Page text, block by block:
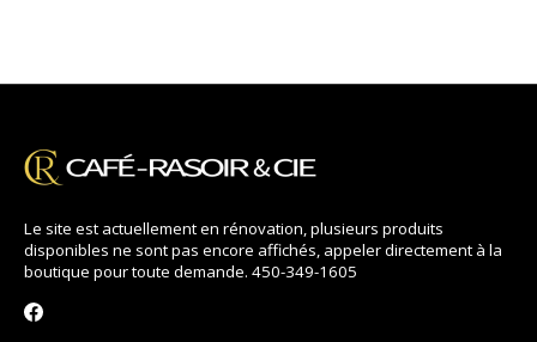
Le site est actuellement en rénovation, plusieurs produits
disponibles ne sont pas encore affichés, appeler directement à la
boutique pour toute demande. 450-349-1605